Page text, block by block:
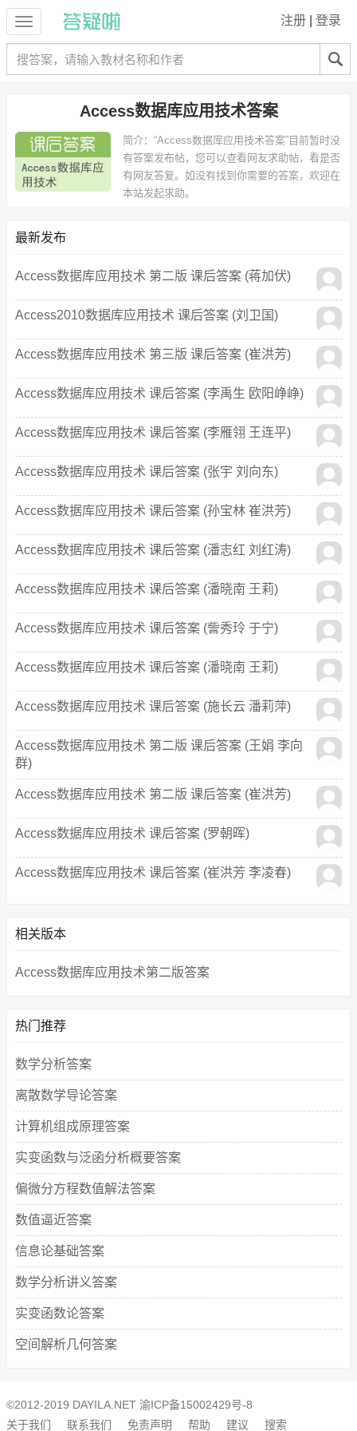
注册 登录
Access数据库应用技术答案
简介： “Access数据库应用技术答案”目前暂时没
有答案发布帖，您可以查看网友求助帖，看是否
有网友答复。如没有找到你需要的答案，欢迎在
本站发起求助。
最新发布
Access数据库应用技术 第二版 课后答案 (蒋加伏)
Access2010数据库应用技术 课后答案 (刘卫国)
Access数据库应用技术 第三版 课后答案 (崔洪芳)
Access数据库应用技术 课后答案 (李禹生 欧阳峥峥)
Access数据库应用技术 课后答案 (李雁翎 王连平)
Access数据库应用技术 课后答案 (张宇 刘向东)
Access数据库应用技术 课后答案 (孙宝林 崔洪芳)
Access数据库应用技术 课后答案 (潘志红 刘红涛)
Access数据库应用技术 课后答案 (潘晓南 王莉)
Access数据库应用技术 课后答案 (訾秀玲 于宁)
Access数据库应用技术 课后答案 (潘晓南 王莉)
Access数据库应用技术 课后答案 (施长云 潘莉萍)
Access数据库应用技术 第二版 课后答案 (王娟 李向
群)
Access数据库应用技术 第二版 课后答案 (崔洪芳)
Access数据库应用技术 课后答案 (罗朝晖)
Access数据库应用技术 课后答案 (崔洪芳 李凌春)
相关版本
Access数据库应用技术第二版答案
热门推荐
数学分析答案
离散数学导论答案
计算机组成原理答案
实变函数与泛函分析概要答案
偏微分方程数值解法答案
数值逼近答案
信息论基础答案
数学分析讲义答案
实变函数论答案
空间解析几何答案
©2012-2019 DAYILA.NET 渝ICP备15002429号-8
关于我们
联系我们 免责声明 帮助 建议 搜索